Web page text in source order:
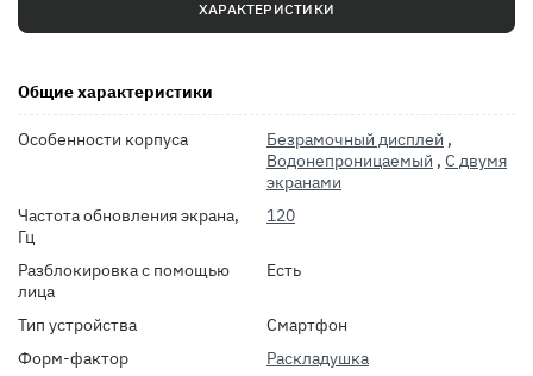
ХАРАКТЕРИСТИКИ
Общие характеристики
Особенности корпуса Безрамочный дисплей ,
Водонепроницаемый , С двумя
экранами
Частота обновления экрана,
Гц
120
Разблокировка с помощью
лица
Есть
Тип устройства
Смартфон
Форм-фактор
Раскладушка